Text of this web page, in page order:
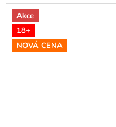
Akce
18+
NOVÁ CENA